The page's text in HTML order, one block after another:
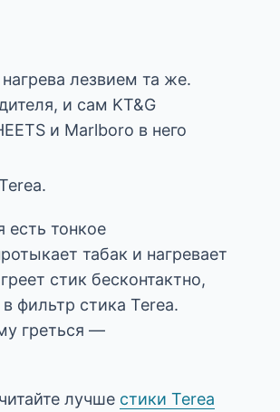
лезвием та же.
и сам KT&G
и Marlboro в него
есть тонкое
табак и нагревает
стик бесконтактно,
фильтр стика Terea.
греться —
лучше стики Terea